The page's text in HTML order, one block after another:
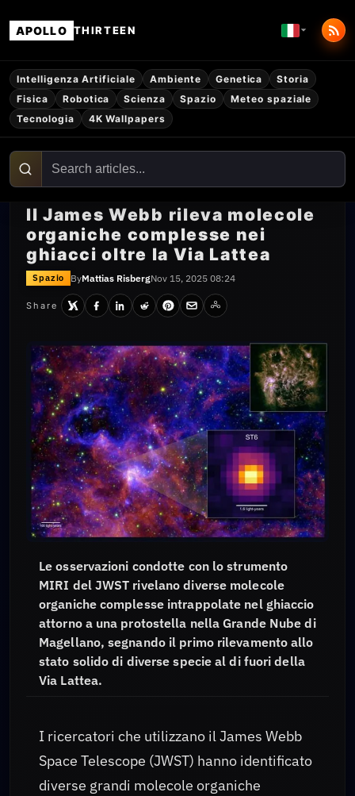
APOLLO THIRTEEN
Intelligenza Artificiale Ambiente Genetica
Storia
Fisica
Robotica Scienza Spazio
Meteo spaziale
Tecnologia
4K Wallpapers
Il James Webb rileva molecole
organiche complesse nei
ghiacci oltre la Via Lattea
Spazio ByMattias RisbergNov 15, 2025 08:24
Share
Le osservazioni condotte con lo strumento
MIRI del JWST rivelano diverse molecole
organiche complesse intrappolate nel ghiaccio
attorno a una protostella nella Grande Nube di
Magellano, segnando il primo rilevamento allo
stato solido di diverse specie al di fuori della
Via Lattea.
I ricercatori che utilizzano il James Webb
Space Telescope (JWST) hanno identificato
diverse grandi molecole organiche